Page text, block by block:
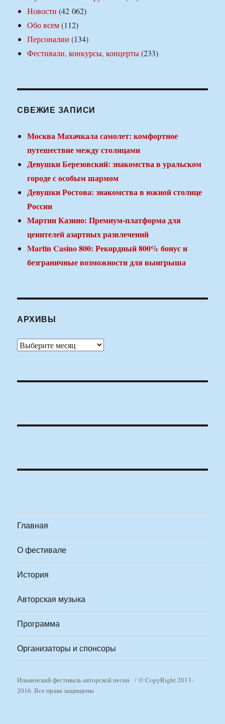
Новости (42 062)
Обо всем(112)
Персоналии (134)
Фестивали, конкурсы, концерты(233)
СВЕЖИЕ ЗАПИСИ
Москва Махачкала самолет: комфортное
путешествие между столицами
Девушки Березовский: знакомства в уральском
городе с особым шармом
Девушки Ростова: знакомства в южной столице
России
Мартин Казино: Премиум-платформа для
ценителей азартных развлечений
Martin Casino 800: Рекордный 800% бонус и
безграничные возможности для выигрыша
АРХИВЫ
Архивы
Главная
О фестивале
История
Авторская музыка
Программа
Организаторы и спонсоры
Ильменский фестиваль авторской песни
© CopyRight 2013-
2016. Все права защищены